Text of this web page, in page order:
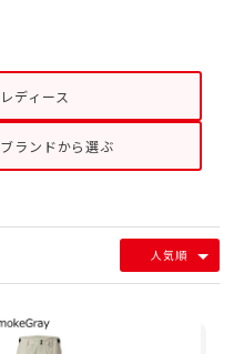
レディース
ブランドから選ぶ
人気順